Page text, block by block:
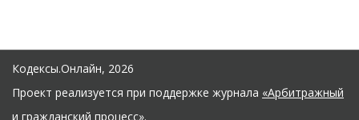
Кодексы.Онлайн, 2026
Проект реализуется при поддержке журнала «Арбитражный
и гражданский процесс».